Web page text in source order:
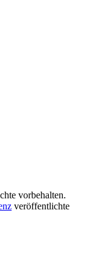
vorbehalten.
veröffentlichte